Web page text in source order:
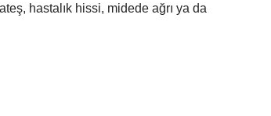
hastalık hissi, midede ağrı ya da